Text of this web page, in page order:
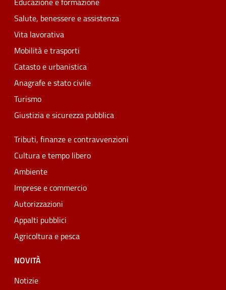
Salute, benessere e assistenza
Vita lavorativa
Mobilità e trasporti
Catasto e urbanistica
Anagrafe e stato civile
Turismo
Giustizia e sicurezza pubblica
Tributi, finanze e contravvenzioni
Cultura e tempo libero
Ambiente
Imprese e commercio
Autorizzazioni
Appalti pubblici
Agricoltura e pesca
NOVITÀ
Notizie